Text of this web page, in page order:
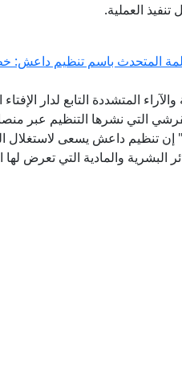
العملية.
المتحدث باسم تنظيم داعش:
المتشددة التابع لدار
التي نشرها التنظيم عبر
إن تنظيم داعش يسعى
والمادية التي تعرض لها